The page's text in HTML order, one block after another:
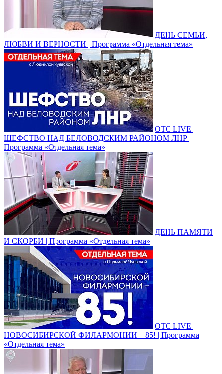
ДЕНЬ СЕМЬИ,
ЛЮБВИ И ВЕРНОСТИ | Программа «Отдельная тема»
ОТС LIVE |
ШЕФСТВО НАД БЕЛОВОДСКИМ РАЙОНОМ ЛНР |
Программа «Отдельная тема»
ДЕНЬ ПАМЯТИ
И СКОРБИ | Программа «Отдельная тема»
ОТС LIVE |
НОВОСИБИРСКОЙ ФИЛАРМОНИИ – 85! | Программа
«Отдельная тема»